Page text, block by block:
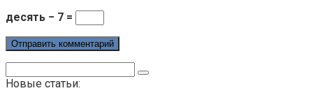
десять − 7 =
Новые статьи: